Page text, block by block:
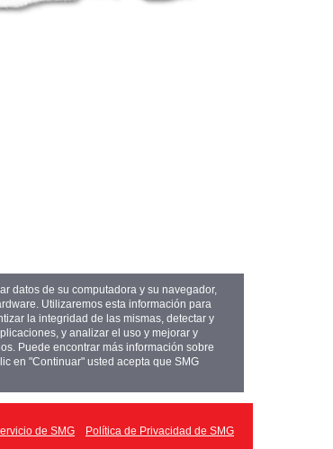
datos de su computadora y su navegador,
Utilizaremos esta información para
la integridad de las mismas, detectar y
y analizar el uso y mejorar y
Puede encontrar más información sobre
en "Continuar" usted acepta que SMG
Política de Privacidad de SMG
de SMG